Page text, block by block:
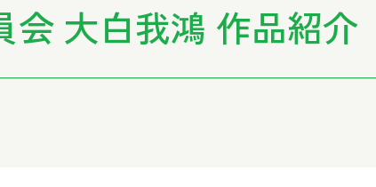
会 大白我鴻 作品紹介